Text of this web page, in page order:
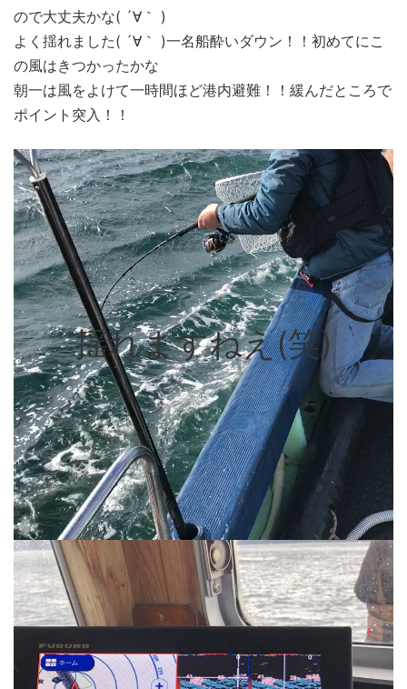
ので大丈夫かな( ´∀｀ )
よく揺れました( ´∀｀ )一名船酔いダウン！！初めてにこ
の風はきつかったかな
朝一は風をよけて一時間ほど港内避難！！緩んだところで
ポイント突入！！
揺れますねえ(笑)